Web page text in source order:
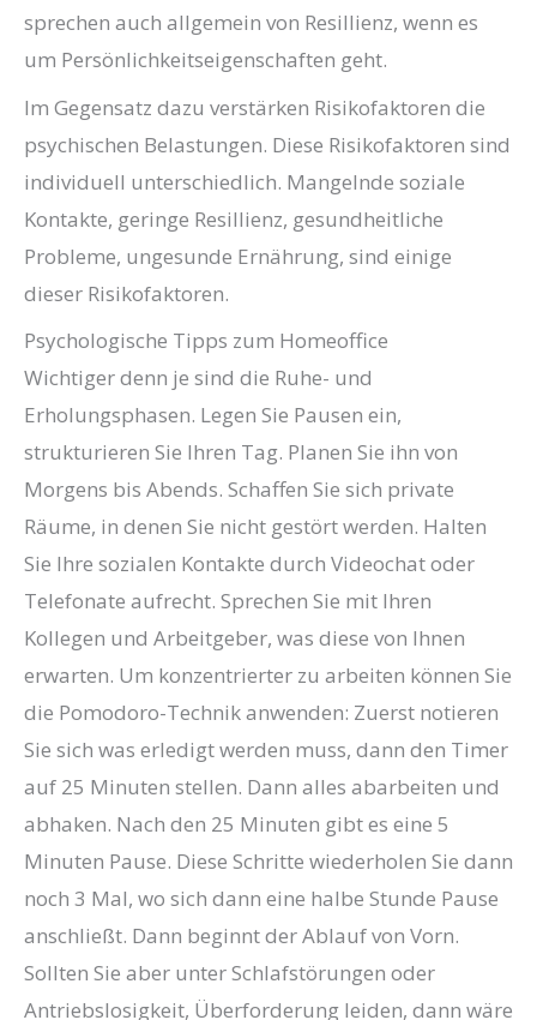
sprechen auch allgemein von Resillienz, wenn es
um Persönlichkeitseigenschaften geht.
Im Gegensatz dazu verstärken Risikofaktoren die
psychischen Belastungen. Diese Risikofaktoren sind
individuell unterschiedlich. Mangelnde soziale
Kontakte, geringe Resillienz, gesundheitliche
Probleme, ungesunde Ernährung, sind einige
dieser Risikofaktoren.
Psychologische Tipps zum Homeoffice
Wichtiger denn je sind die Ruhe- und
Erholungsphasen. Legen Sie Pausen ein,
strukturieren Sie Ihren Tag. Planen Sie ihn von
Morgens bis Abends. Schaffen Sie sich private
Räume, in denen Sie nicht gestört werden. Halten
Sie Ihre sozialen Kontakte durch Videochat oder
Telefonate aufrecht. Sprechen Sie mit Ihren
Kollegen und Arbeitgeber, was diese von Ihnen
erwarten. Um konzentrierter zu arbeiten können Sie
die Pomodoro-Technik anwenden: Zuerst notieren
Sie sich was erledigt werden muss, dann den Timer
auf 25 Minuten stellen. Dann alles abarbeiten und
abhaken. Nach den 25 Minuten gibt es eine 5
Minuten Pause. Diese Schritte wiederholen Sie dann
noch 3 Mal, wo sich dann eine halbe Stunde Pause
anschließt. Dann beginnt der Ablauf von Vorn.
Sollten Sie aber unter Schlafstörungen oder
Antriebslosigkeit, Überforderung leiden, dann wäre